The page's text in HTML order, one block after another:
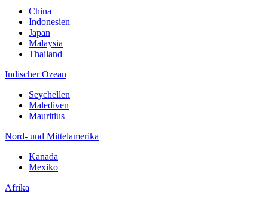
China
Indonesien
Japan
Malaysia
Thailand
Indischer Ozean
Seychellen
Malediven
Mauritius
Nord- und Mittelamerika
Kanada
Mexiko
Afrika